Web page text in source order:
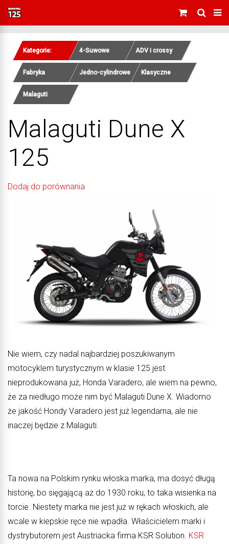
Kategorie: 4-Suwowe ADV i crossy
Fabryka Jedno-cylindrowe Klasyczne
Malaguti
Malaguti Dune X
125
Dodaj do porównania
Nie wiem, czy nadal najbardziej poszukiwanym
motocyklem turystycznym w klasie 125 jest
nieprodukowana już, Honda Varadero, ale wiem na pewno,
że za niedługo może nim być Malaguti Dune X. Wiadomo
że jakość Hondy Varadero jest już legendarna, ale nie
inaczej będzie z Malaguti.
Ta nowa na Polskim rynku włoska marka, ma dosyć długą
historię, bo sięgającą aż do 1930 roku, to taka wisienka na
torcie. Niestety marka nie jest już w rękach włoskich, ale
wcale w kiepskie ręce nie wpadła. Właścicielem marki i
dystrybutorem jest Austriacka firma KSR Solution. KSR